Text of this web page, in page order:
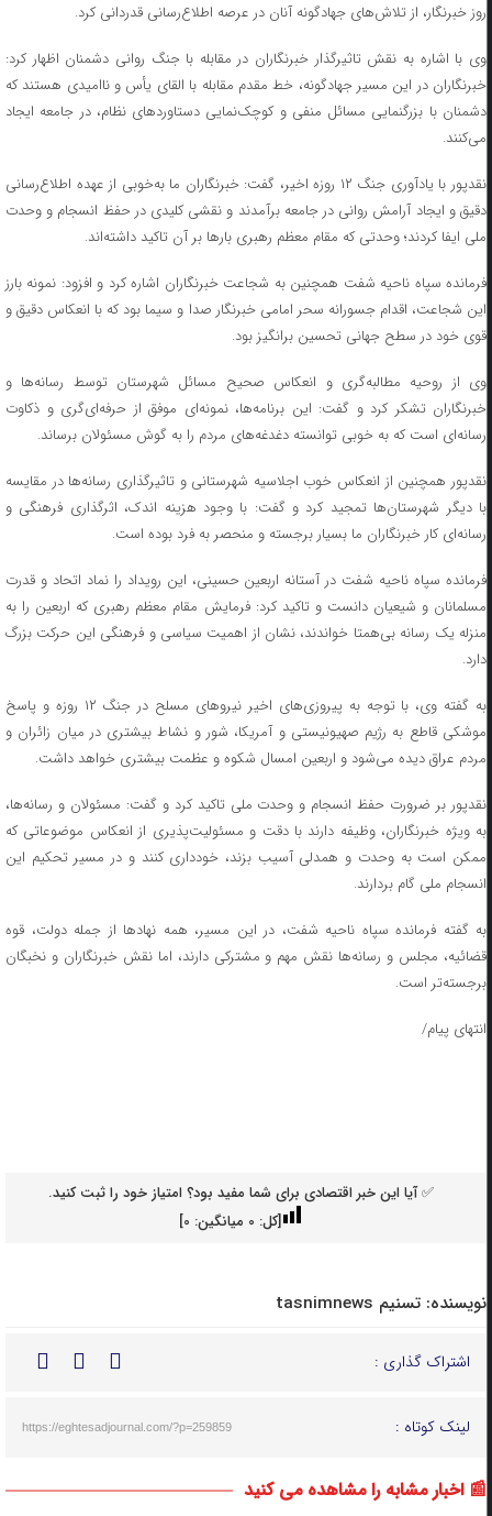
روز خبرنگار، از تلاش‌های جهادگونه آنان در عرصه اطلاع‌رسانی قدردانی کرد.
وی با اشاره به نقش تاثیرگذار خبرنگاران در مقابله با جنگ روانی دشمنان اظهار کرد:
خبرنگاران در این مسیر جهادگونه، خط مقدم مقابله با القای یأس و ناامیدی هستند که
دشمنان با بزرگنمایی مسائل منفی و کوچک‌نمایی دستاوردهای نظام، در جامعه ایجاد
می‌کنند.
نقدپور با یادآوری جنگ ۱۲ روزه اخیر، گفت: خبرنگاران ما به‌خوبی از عهده اطلاع‌رسانی
دقیق و ایجاد آرامش روانی در جامعه برآمدند و نقشی کلیدی در حفظ انسجام و وحدت
ملی ایفا کردند؛ وحدتی که مقام معظم رهبری بارها بر آن تاکید داشته‌اند.
فرمانده سپاه ناحیه شفت همچنین به شجاعت خبرنگاران اشاره کرد و افزود: نمونه بارز
این شجاعت، اقدام جسورانه سحر امامی خبرنگار صدا و سیما بود که با انعکاس دقیق و
قوی خود در سطح جهانی تحسین برانگیز بود.
وی از روحیه مطالبه‌گری و انعکاس صحیح مسائل شهرستان توسط رسانه‌ها و
خبرنگاران تشکر کرد و گفت: این برنامه‌ها، نمونه‌ای موفق از حرفه‌ای‌گری و ذکاوت
رسانه‌ای است که به خوبی توانسته دغدغه‌های مردم را به گوش مسئولان برساند.
نقدپور همچنین از انعکاس خوب اجلاسیه شهرستانی و تاثیرگذاری رسانه‌ها در مقایسه
با دیگر شهرستان‌ها تمجید کرد و گفت: با وجود هزینه اندک، اثرگذاری فرهنگی و
رسانه‌ای کار خبرنگاران ما بسیار برجسته و منحصر به فرد بوده است.
فرمانده سپاه ناحیه شفت در آستانه اربعین حسینی، این رویداد را نماد اتحاد و قدرت
مسلمانان و شیعیان دانست و تاکید کرد: فرمایش مقام معظم رهبری که اربعین را به
منزله یک رسانه بی‌همتا خواندند، نشان از اهمیت سیاسی و فرهنگی این حرکت بزرگ
دارد.
به گفته وی، با توجه به پیروزی‌های اخیر نیروهای مسلح در جنگ ۱۲ روزه و پاسخ
موشکی قاطع به رژیم صهیونیستی و آمریکا، شور و نشاط بیشتری در میان زائران و
مردم عراق دیده می‌شود و اربعین امسال شکوه و عظمت بیشتری خواهد داشت.
نقدپور بر ضرورت حفظ انسجام و وحدت ملی تاکید کرد و گفت: مسئولان و رسانه‌ها،
به ویژه خبرنگاران، وظیفه دارند با دقت و مسئولیت‌پذیری از انعکاس موضوعاتی که
ممکن است به وحدت و همدلی آسیب بزند، خودداری کنند و در مسیر تحکیم این
انسجام ملی گام بردارند.
به گفته فرمانده سپاه ناحیه شفت، در این مسیر، همه نهادها از جمله دولت، قوه
قضائیه، مجلس و رسانه‌ها نقش مهم و مشترکی دارند، اما نقش خبرنگاران و نخبگان
برجسته‌تر است.
انتهای پیام/
✅ آیا این خبر اقتصادی برای شما مفید بود؟ امتیاز خود را ثبت کنید.
[کل: 0میانگین: 0
]
نویسنده: تسنیم tasnimnews
اشتراک گذاری :
لینک کوتاه : https://eghtesadjournal.com/?p=259859
📰 اخبار مشابه را مشاهده می کنید